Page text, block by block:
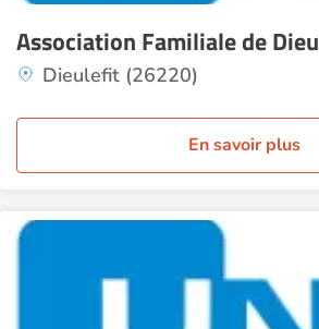
Association Familiale de
Dieulefit (26220)
En savoir plus